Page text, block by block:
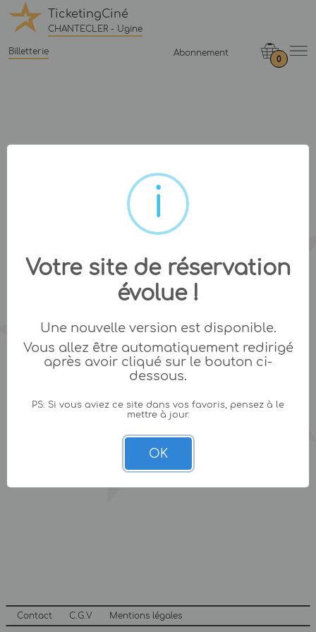
TicketingCiné
CHANTECLER - Ugine
Billetterie Abonnement
0
Contact C.G.V Mentions légales
Votre site de réservation
évolue !
Une nouvelle version est disponible.
Vous allez être automatiquement redirigé
après avoir cliqué sur le bouton ci-
dessous.
PS: Si vous aviez ce site dans vos favoris, pensez à le
mettre à jour.
OK